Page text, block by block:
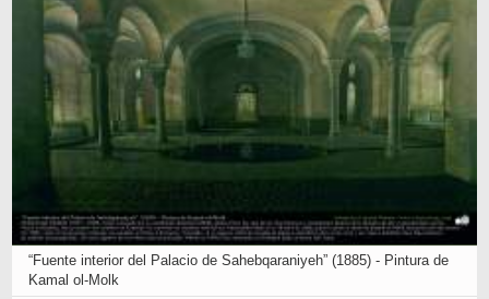
“Fuente interior del Palacio de Sahebqaraniyeh” (1885) - Pintura de
Kamal ol-Molk